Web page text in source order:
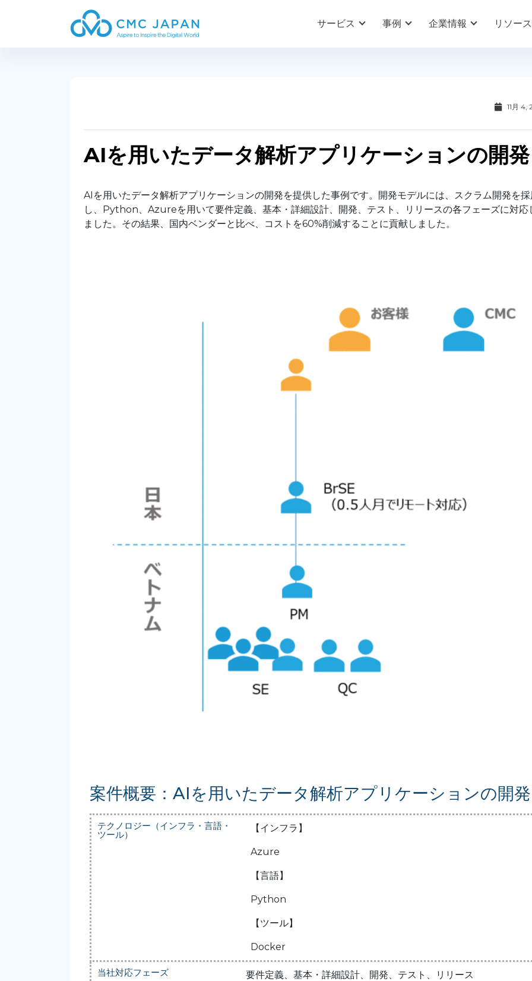
サービス 事例 企業情報 リソース
11月 4,
AIを用いたデータ解析アプリケーションの開発
AIを用いたデータ解析アプリケーションの開発を提供した事例です。開発モデルには、スクラム開発を採
し、Python、Azureを用いて要件定義、基本・詳細設計、開発、テスト、リリースの各フェーズに対応
ました。その結果、国内ベンダーと比べ、コストを60%削減することに貢献しました。
案件概要：AIを用いたデータ解析アプリケーションの開発
テクノロジー（インフラ・言語・
ツール）
【インフラ】
Azure
【言語】
Python
【ツール】
Docker
当社対応フェーズ 要件定義、基本・詳細設計、開発、テスト、リリース